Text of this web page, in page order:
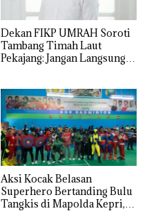
Dekan FIKP UMRAH Soroti
Tambang Timah Laut
Pekajang: Jangan Langsung
Lingkungannya
Aksi Kocak Belasan
Superhero Bertanding Bulu
Tangkis di Mapolda Kepri,